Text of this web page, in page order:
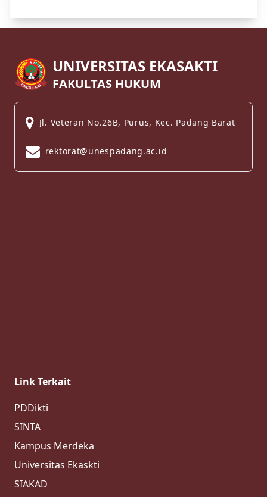
UNIVERSITAS EKASAKTI
FAKULTAS HUKUM
Jl. Veteran No.26B, Purus, Kec. Padang Barat
rektorat@unespadang.ac.id
Link Terkait
PDDikti
SINTA
Kampus Merdeka
Universitas Ekaskti
SIAKAD